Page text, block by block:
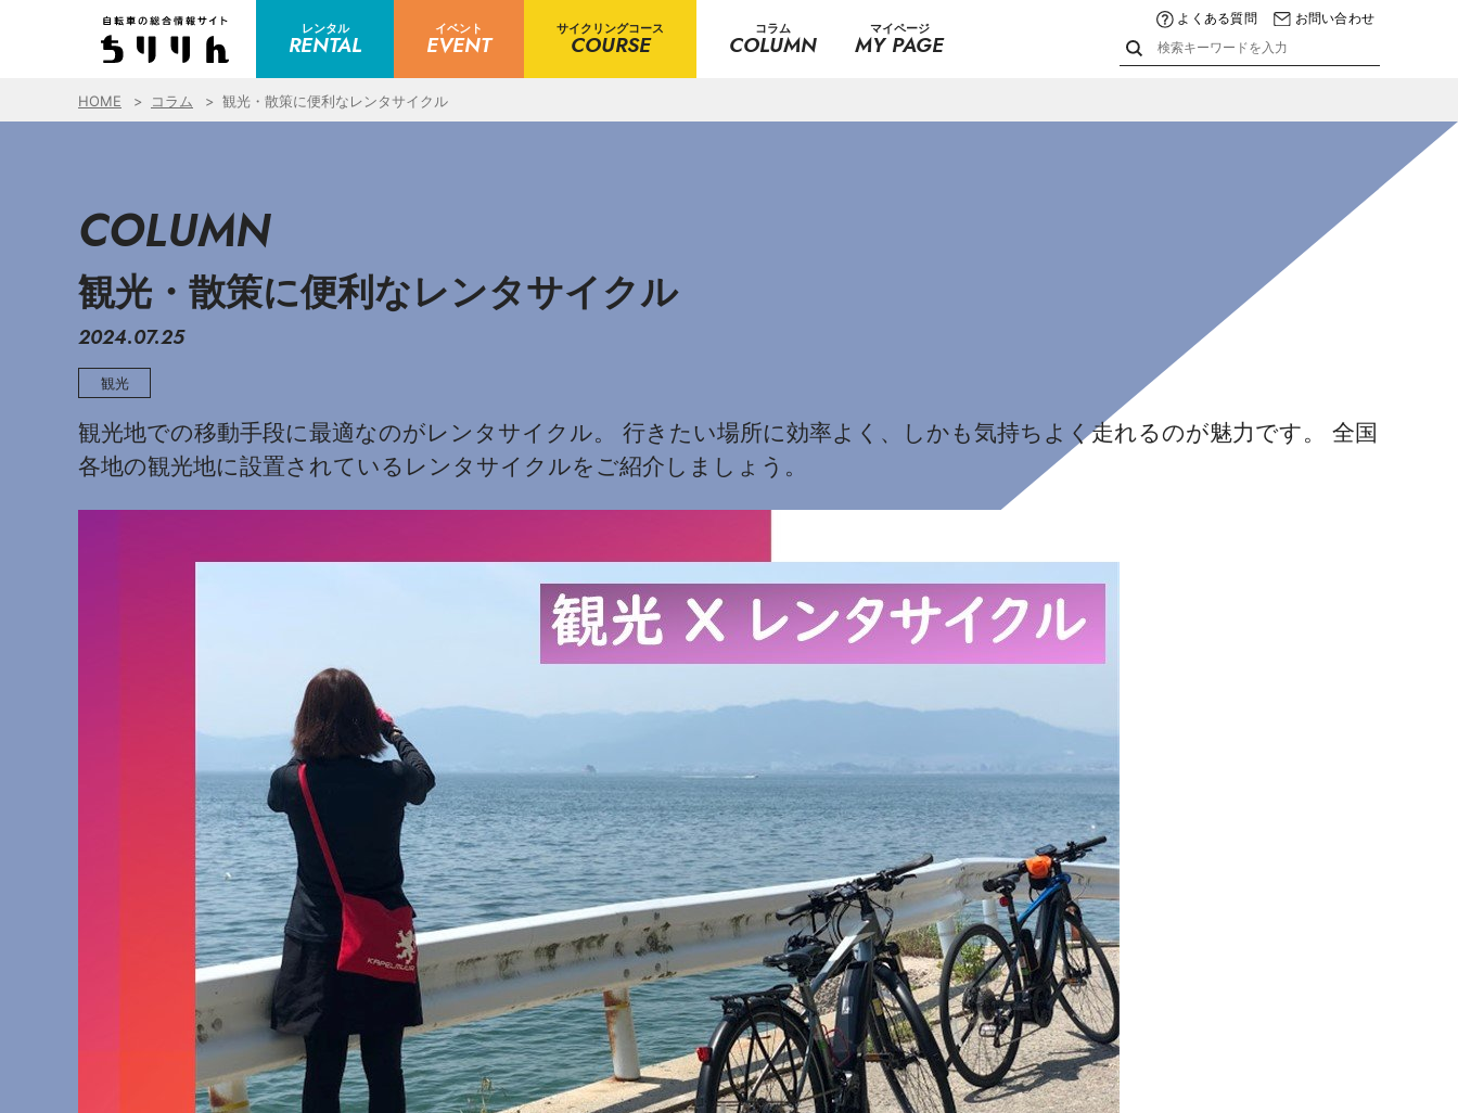
レンタル
RENTAL
イベント
EVENT
サイクリングコース
COURSE
コラム
COLUMN
マイページ
MY PAGE
よくある質問 お問い合わせ
HOME コラム 観光・散策に便利なレンタサイクル
COLUMN
観光・散策に便利なレンタサイクル
2024.07.25
観光
観光地での移動手段に最適なのがレンタサイクル。 行きたい場所に効率よく、しかも気持ちよく走れるのが魅力です。 全国
各地の観光地に設置されているレンタサイクルをご紹介しましょう。